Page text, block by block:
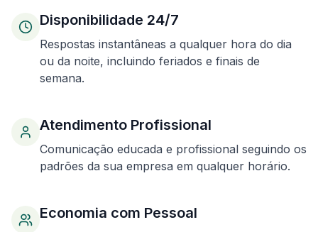
Disponibilidade 24/7
Respostas instantâneas a qualquer hora do dia
ou da noite, incluindo feriados e finais de
semana.
Atendimento Profissional
Comunicação educada e profissional seguindo os
padrões da sua empresa em qualquer horário.
Economia com Pessoal